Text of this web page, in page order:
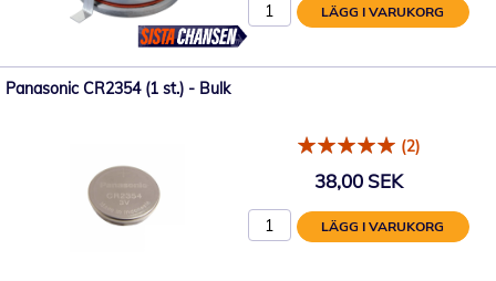
LÄGG I VARUKORG
Panasonic CR2354 (1 st.) - Bulk
(2)
38,00 SEK
LÄGG I VARUKORG